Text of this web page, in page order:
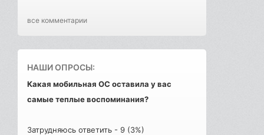
все комментарии
НАШИ ОПРОСЫ:
Какая мобильная ОС оставила у вас
самые теплые воспоминания?
Затрудняюсь ответить - 9 (3%)